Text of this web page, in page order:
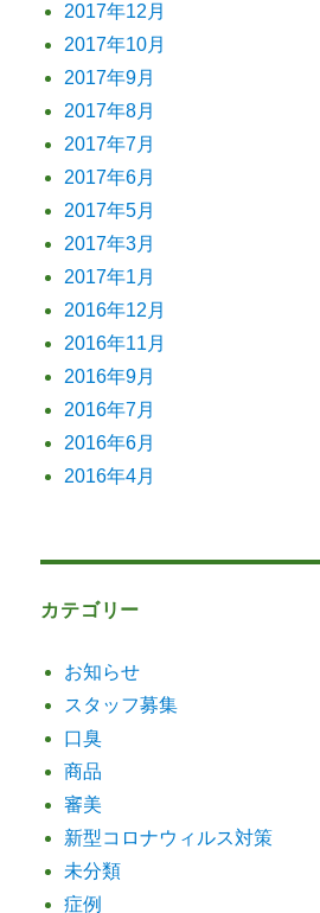
2017年12月
2017年10月
2017年9月
2017年8月
2017年7月
2017年6月
2017年5月
2017年3月
2017年1月
2016年12月
2016年11月
2016年9月
2016年7月
2016年6月
2016年4月
カテゴリー
お知らせ
スタッフ募集
口臭
商品
審美
新型コロナウィルス対策
未分類
症例